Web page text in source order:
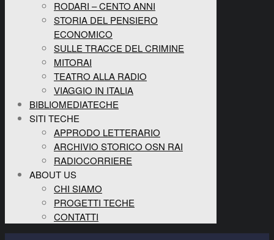
RODARI – CENTO ANNI
STORIA DEL PENSIERO
ECONOMICO
SULLE TRACCE DEL CRIMINE
MITORAI
TEATRO ALLA RADIO
VIAGGIO IN ITALIA
BIBLIOMEDIATECHE
SITI TECHE
APPRODO LETTERARIO
ARCHIVIO STORICO OSN RAI
RADIOCORRIERE
ABOUT US
CHI SIAMO
PROGETTI TECHE
CONTATTI